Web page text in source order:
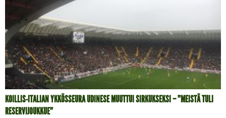
KOILLIS-ITALIAN YKKÖSSEURA UDINESE MUUTTUI SIRKUKSEKSI – ”MEISTÄ TULI
RESERVIJOUKKUE”